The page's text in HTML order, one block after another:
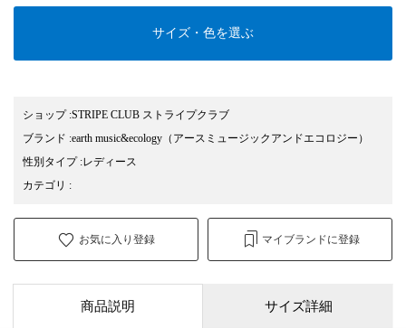
サイズ・色を選ぶ
ショップ:STRIPE CLUB ストライプクラブ
ブランド :earth music&ecology （アースミュージックアンドエコロジー）
性別タイプ:レディース
カテゴリ :
お気に入り登録 マイブランドに登録
商品説明 サイズ詳細